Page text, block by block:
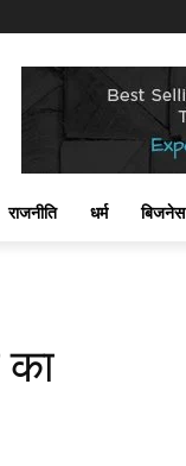
राजनीति धर्म बिजनेस
का